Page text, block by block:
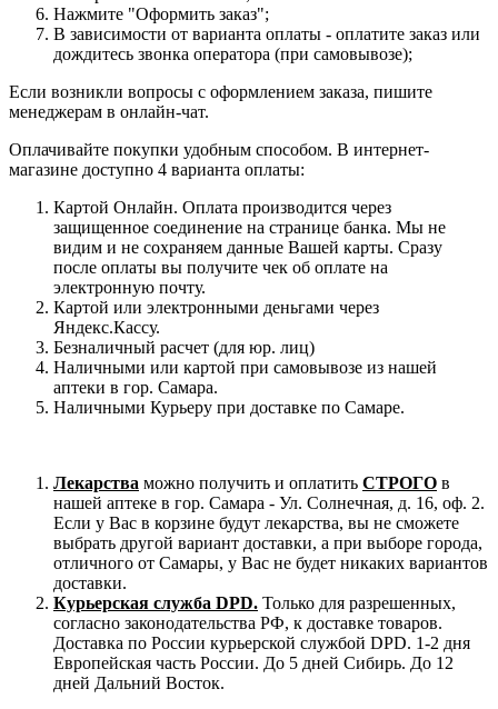
Нажмите "Оформить заказ";
В зависимости от варианта оплаты - оплатите заказ или
дождитесь звонка оператора (при самовывозе);
Если возникли вопросы с оформлением заказа, пишите
менеджерам в онлайн-чат.
Оплачивайте покупки удобным способом. В интернет-
магазине доступно 4 варианта оплаты:
Картой Онлайн. Оплата производится через
защищенное соединение на странице банка. Мы не
видим и не сохраняем данные Вашей карты. Сразу
после оплаты вы получите чек об оплате на
электронную почту.
Картой или электронными деньгами через
Яндекс.Кассу.
Безналичный расчет (для юр. лиц)
Наличными или картой при самовывозе из нашей
аптеки в гор. Самара.
Наличными Курьеру при доставке по Самаре.
Лекарства можно получить и оплатить СТРОГО в
нашей аптеке в гор. Самара - Ул. Солнечная, д. 16, оф. 2.
Если у Вас в корзине будут лекарства, вы не сможете
выбрать другой вариант доставки, а при выборе города,
отличного от Самары, у Вас не будет никаких вариантов
доставки.
Курьерская служба DPD. Только для разрешенных,
согласно законодательства РФ, к доставке товаров.
Доставка по России курьерской службой DPD. 1-2 дня
Европейская часть России. До 5 дней Сибирь. До 12
дней Дальний Восток.